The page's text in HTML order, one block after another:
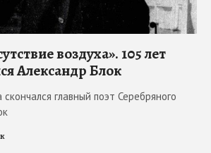
воздуха». 105 лет
Александр Блок
скончался главный поэт Серебряного